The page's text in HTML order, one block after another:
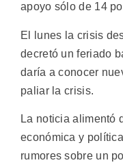
apoyo sólo de 14
El lunes la crisis
decretó un feriado
daría a conocer
paliar la crisis.
La noticia alimentó
económica y
rumores sobre un